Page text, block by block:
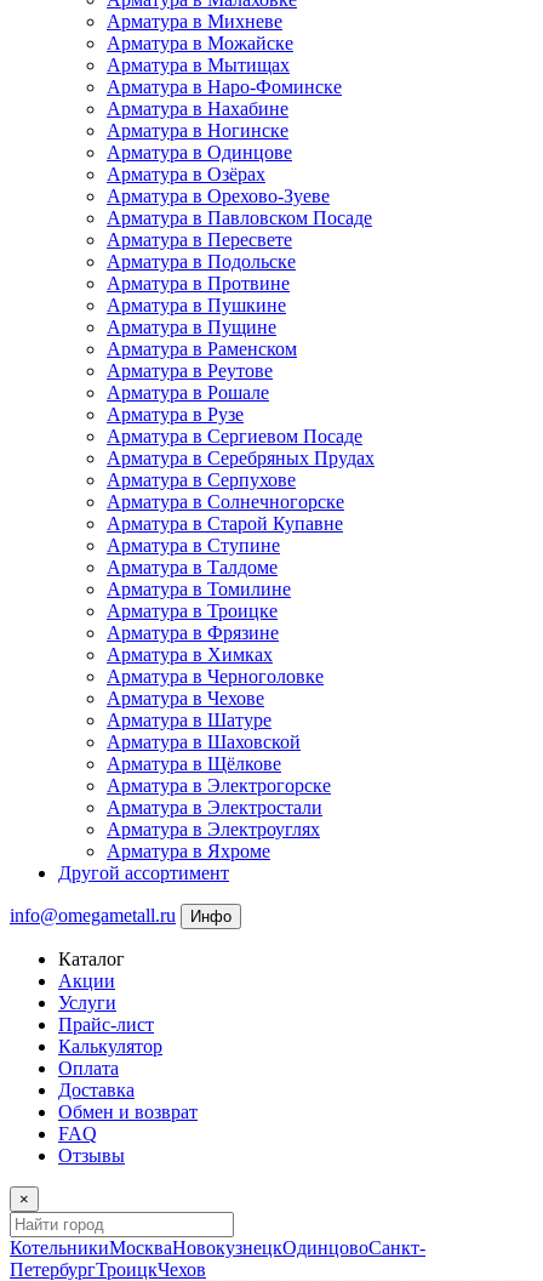
Арматура в Михневе
Арматура в Можайске
Арматура в Мытищах
Арматура в Наро-Фоминске
Арматура в Нахабине
Арматура в Ногинске
Арматура в Одинцове
Арматура в Озёрах
Арматура в Орехово-Зуеве
Арматура в Павловском Посаде
Арматура в Пересвете
Арматура в Подольске
Арматура в Протвине
Арматура в Пушкине
Арматура в Пущине
Арматура в Раменском
Арматура в Реутове
Арматура в Рошале
Арматура в Рузе
Арматура в Сергиевом Посаде
Арматура в Серебряных Прудах
Арматура в Серпухове
Арматура в Солнечногорске
Арматура в Старой Купавне
Арматура в Ступине
Арматура в Талдоме
Арматура в Томилине
Арматура в Троицке
Арматура в Фрязине
Арматура в Химках
Арматура в Черноголовке
Арматура в Чехове
Арматура в Шатуре
Арматура в Шаховской
Арматура в Щёлкове
Арматура в Электрогорске
Арматура в Электростали
Арматура в Электроуглях
Арматура в Яхроме
Другой ассортимент
info@omegametall.ru Инфо
Каталог
Акции
Услуги
Прайс-лист
Калькулятор
Оплата
Доставка
Обмен и возврат
FAQ
Отзывы
×
КотельникиМоскваНовокузнецкОдинцовоСанкт-
ПетербургТроицкЧехов